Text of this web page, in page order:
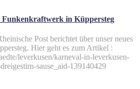
Funkenkraftwerk in Küppersteg
Post berichtet über unser neues
Hier geht es zum Artikel :
leverkusen/karneval-in-leverkusen-
sause_aid-139140429